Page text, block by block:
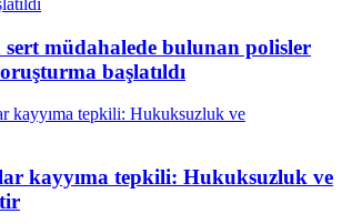
sert müdahalede bulunan polisler
başlatıldı
kayyıma tepkili: Hukuksuzluk ve